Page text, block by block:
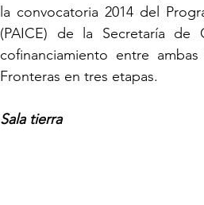
la convocatoria 2014 del
(PAICE) de la Secretaría
cofinanciamiento entre
Fronteras en tres etapas.
Sala tierra